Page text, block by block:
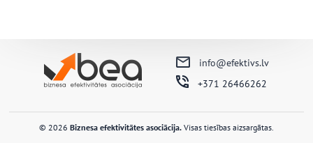
info@efektivs.lv
+371 26466262
© 2026 Biznesa efektivitātes asociācija. Visas tiesības aizsargātas.